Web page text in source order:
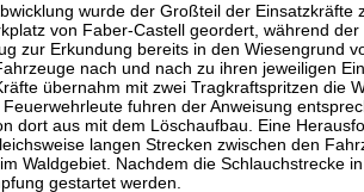
wurde der Großteil der Einsatzkräfte
von Faber-Castell geordert, während
zur Erkundung bereits in den Wiesengrund
nach und nach zu ihren jeweiligen
übernahm mit zwei Tragkraftspritzen die
fuhren der Anweisung
dort aus mit dem Löschaufbau. Eine
langen Strecken zwischen den
Waldgebiet. Nachdem die Schlauchstrecke
gestartet werden.